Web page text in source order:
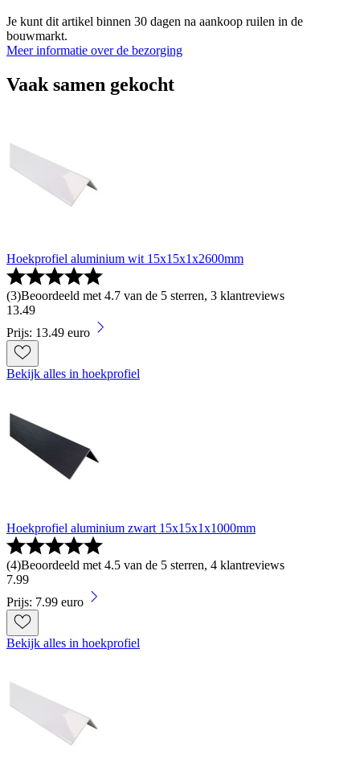
Je kunt dit artikel binnen 30 dagen na aankoop ruilen in de
bouwmarkt.
Meer informatie over de bezorging
Vaak samen gekocht
Hoekprofiel aluminium wit 15x15x1x2600mm
(3)Beoordeeld met 4.7 van de 5 sterren, 3 klantreviews
13.49
Prijs: 13.49 euro
Bekijk alles in hoekprofiel
Hoekprofiel aluminium zwart 15x15x1x1000mm
(4)Beoordeeld met 4.5 van de 5 sterren, 4 klantreviews
7.99
Prijs: 7.99 euro
Bekijk alles in hoekprofiel